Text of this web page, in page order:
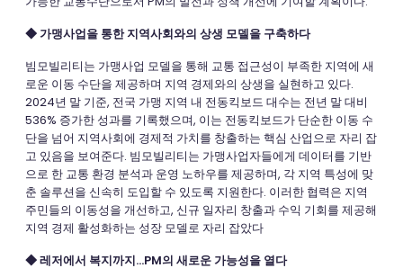
◆ 가맹사업을 통한 지역사회와의 상생 모델을 구축하다
빔모빌리티는 가맹사업 모델을 통해 교통 접근성이 부족한 지역에 새
로운 이동 수단을 제공하며 지역 경제와의 상생을 실현하고 있다.
2024년 말 기준, 전국 가맹 지역 내 전동킥보드 대수는 전년 말 대비
536% 증가한 성과를 기록했으며, 이는 전동킥보드가 단순한 이동 수
단을 넘어 지역사회에 경제적 가치를 창출하는 핵심 산업으로 자리 잡
고 있음을 보여준다. 빔모빌리티는 가맹사업자들에게 데이터를 기반
으로 한 교통 환경 분석과 운영 노하우를 제공하며, 각 지역 특성에 맞
춘 솔루션을 신속히 도입할 수 있도록 지원한다. 이러한 협력은 지역
주민들의 이동성을 개선하고, 신규 일자리 창출과 수익 기회를 제공해
지역 경제 활성화하는 성장 모델로 자리 잡았다
◆ 레저에서 복지까지…PM의 새로운 가능성을 열다